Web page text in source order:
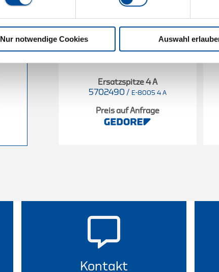
Nur notwendige Cookies Auswahl
Ersatzspitze 4 A
5702490 / E-8005 4 A
Preis auf Anfrage
Kontakt